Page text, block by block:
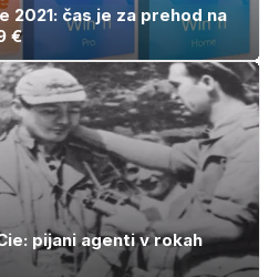
2021: čas je za prehod na
€
pijani agenti v rokah